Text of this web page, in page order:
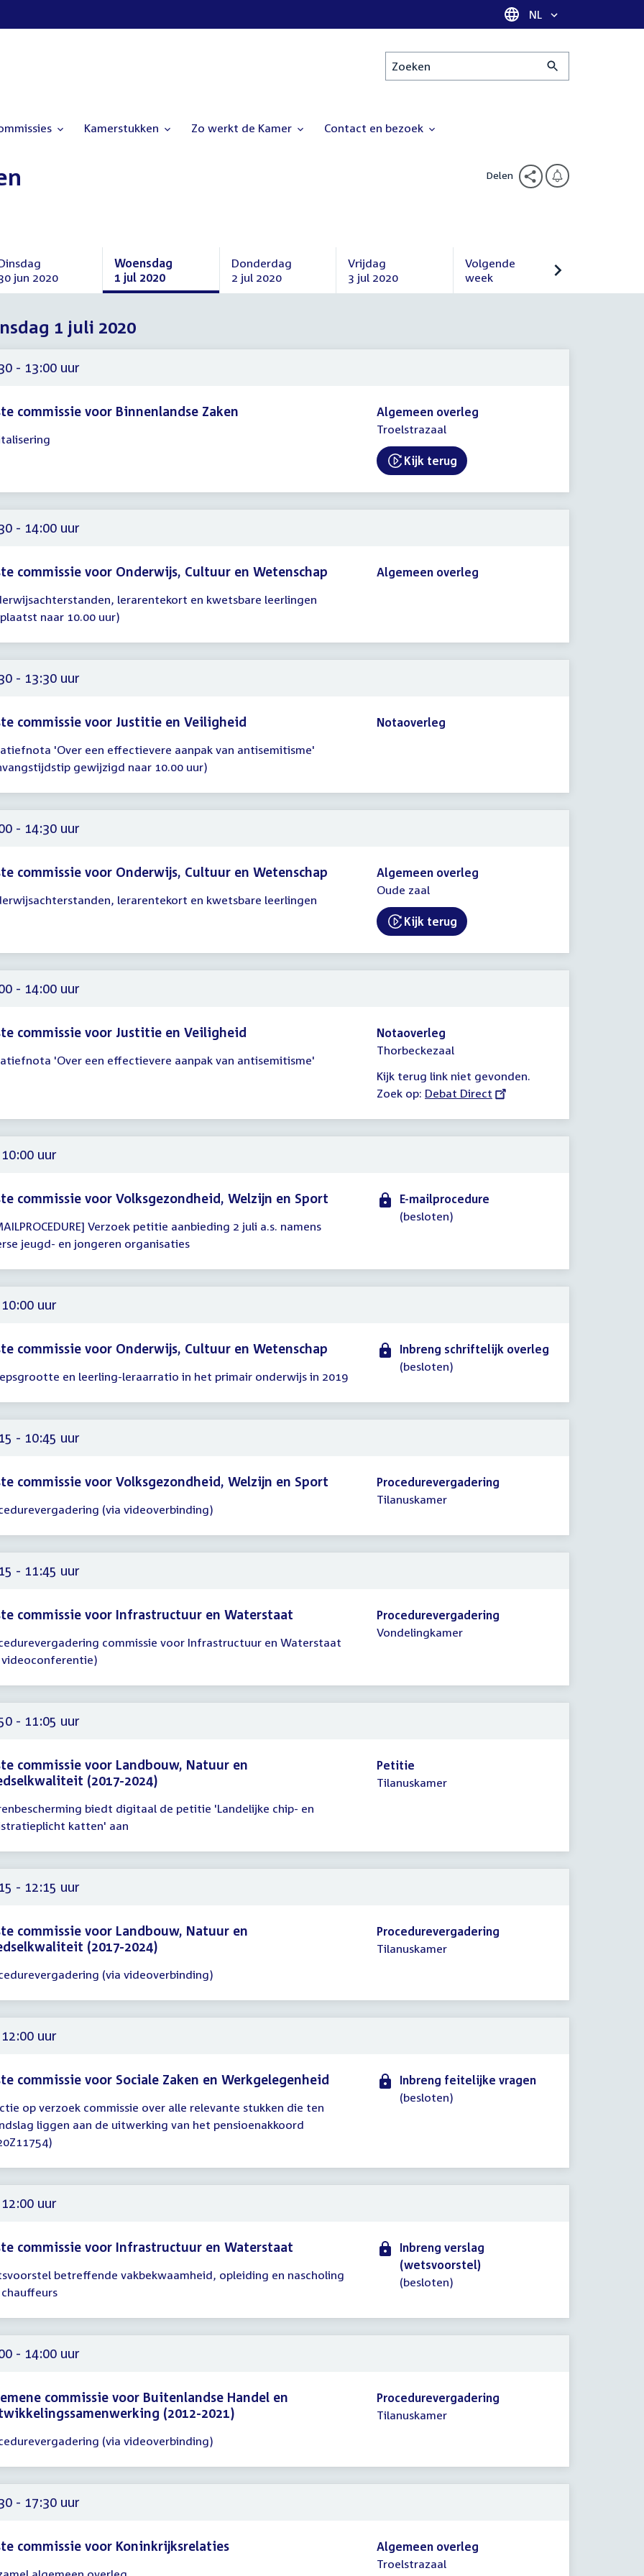
Taal selectie
NL
Zoeken
Kamerstukken Zo werkt de Kamer Contact en bezoek
Delen
jun 2020
juni
Woensdag
1 jul 2020
Woensdag
juli
2020
Donderdag
2 jul 2020
Donderdag
Vrijdag
3 jul 2020
Vrijdag
Volgende
week
Volgende
1 juli 2020
- 13:00 uur
commissie voor Binnenlandse Zaken
Algemeen overleg
Troelstrazaal
External link:
Kijk terug
- 14:00 uur
commissie voor Onderwijs, Cultuur en Wetenschap
lerarentekort en kwetsbare leerlingen
naar 10.00 uur)
Algemeen overleg
- 13:30 uur
commissie voor Justitie en Veiligheid
'Over een effectievere aanpak van antisemitisme'
gewijzigd naar 10.00 uur)
Notaoverleg
- 14:30 uur
commissie voor Onderwijs, Cultuur en Wetenschap
lerarentekort en kwetsbare leerlingen
Algemeen overleg
Oude zaal
External link:
Kijk terug
- 14:00 uur
commissie voor Justitie en Veiligheid
'Over een effectievere aanpak van antisemitisme'
Notaoverleg
Thorbeckezaal
Kijk terug link niet gevonden.
Zoek op: External
Debat Direct
uur
commissie voor Volksgezondheid, Welzijn en Sport
Verzoek petitie aanbieding 2 juli a.s. namens
jeugd- en jongeren organisaties
E-mailprocedure
(besloten)
uur
commissie voor Onderwijs, Cultuur en Wetenschap
en leerling-leraarratio in het primair onderwijs in 2019
Inbreng schriftelijk overleg
(besloten)
- 10:45 uur
commissie voor Volksgezondheid, Welzijn en Sport
(via videoverbinding)
Procedurevergadering
Tilanuskamer
- 11:45 uur
commissie voor Infrastructuur en Waterstaat
commissie voor Infrastructuur en Waterstaat
videoconferentie)
Procedurevergadering
Vondelingkamer
- 11:05 uur
commissie voor Landbouw, Natuur en
(2017-2024)
biedt digitaal de petitie 'Landelijke chip- en
katten' aan
Petitie
Tilanuskamer
- 12:15 uur
commissie voor Landbouw, Natuur en
(2017-2024)
(via videoverbinding)
Procedurevergadering
Tilanuskamer
uur
commissie voor Sociale Zaken en Werkgelegenheid
op verzoek commissie over alle relevante stukken die ten
liggen aan de uitwerking van het pensioenakkoord
Inbreng feitelijke vragen
(besloten)
uur
commissie voor Infrastructuur en Waterstaat
betreffende vakbekwaamheid, opleiding en nascholing
Inbreng verslag
(wetsvoorstel)
(besloten)
- 14:00 uur
commissie voor Buitenlandse Handel en
(2012-2021)
(via videoverbinding)
Procedurevergadering
Tilanuskamer
- 17:30 uur
commissie voor Koninkrijksrelaties
Algemeen overleg
Troelstrazaal